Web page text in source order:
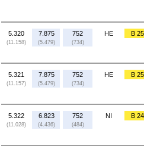
5.320
(11.158)
7.875
(5.479)
752
(734)
HE B
5.321
(11.157)
7.875
(5.479)
752
(734)
HE B
5.322
(11.028)
6.823
(4.436)
752
(484)
NI B